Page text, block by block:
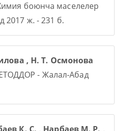
боюнча маселелер
2017 ж. - 231 б.
, Н. Т. Осмонова
- Жалал-Абад